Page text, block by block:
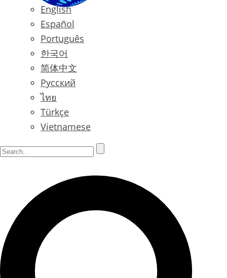
English
Español
Português
한국어
简体中文
Русский
ไทย
Türkçe
Vietnamese